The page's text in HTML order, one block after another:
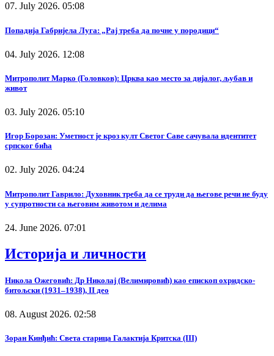
07. July 2026. 05:08
Попадија Габријела Луга: „Рај треба да почне у породици“
04. July 2026. 12:08
Митрополит Марко (Головков): Црква као место за дијалог, љубав и
живот
03. July 2026. 05:10
Игор Борозан: Уметност је кроз култ Светог Саве сачувала идентитет
српског бића
02. July 2026. 04:24
Митрополит Гаврило: Духовник треба да се труди да његове речи не буду
у супротности са његовим животом и делима
24. June 2026. 07:01
Историја и личности
Никола Ожеговић: Др Николај (Велимировић) као епископ охридско-
битољски (1931–1938), II део
08. August 2026. 02:58
Зоран Кинђић: Света старица Галактија Критска (III)